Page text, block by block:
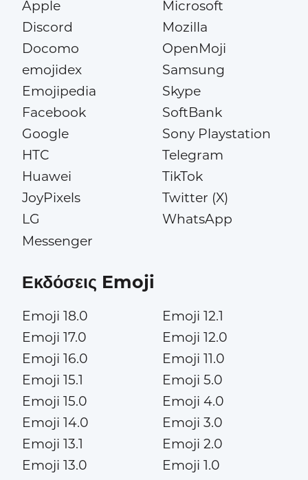
Apple
Discord
Docomo
emojidex
Emojipedia
Facebook
Google
HTC
Huawei
JoyPixels
LG
Messenger
Microsoft
Mozilla
OpenMoji
Samsung
Skype
SoftBank
Sony Playstation
Telegram
TikTok
Twitter (X)
WhatsApp
Εκδόσεις Emoji
Emoji 18.0
Emoji 17.0
Emoji 16.0
Emoji 15.1
Emoji 15.0
Emoji 14.0
Emoji 13.1
Emoji 13.0
Emoji 12.1
Emoji 12.0
Emoji 11.0
Emoji 5.0
Emoji 4.0
Emoji 3.0
Emoji 2.0
Emoji 1.0